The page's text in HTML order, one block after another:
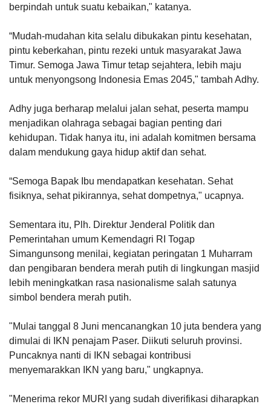
berpindah untuk suatu kebaikan," katanya.
“Mudah-mudahan kita selalu dibukakan pintu kesehatan,
pintu keberkahan, pintu rezeki untuk masyarakat Jawa
Timur. Semoga Jawa Timur tetap sejahtera, lebih maju
untuk menyongsong Indonesia Emas 2045," tambah Adhy.
Adhy juga berharap melalui jalan sehat, peserta mampu
menjadikan olahraga sebagai bagian penting dari
kehidupan. Tidak hanya itu, ini adalah komitmen bersama
dalam mendukung gaya hidup aktif dan sehat.
“Semoga Bapak Ibu mendapatkan kesehatan. Sehat
fisiknya, sehat pikirannya, sehat dompetnya," ucapnya.
Sementara itu, Plh. Direktur Jenderal Politik dan
Pemerintahan umum Kemendagri RI Togap
Simangunsong menilai, kegiatan peringatan 1 Muharram
dan pengibaran bendera merah putih di lingkungan masjid
lebih meningkatkan rasa nasionalisme salah satunya
simbol bendera merah putih.
"Mulai tanggal 8 Juni mencanangkan 10 juta bendera yang
dimulai di IKN penajam Paser. Diikuti seluruh provinsi.
Puncaknya nanti di IKN sebagai kontribusi
menyemarakkan IKN yang baru," ungkapnya.
"Menerima rekor MURI yang sudah diverifikasi diharapkan